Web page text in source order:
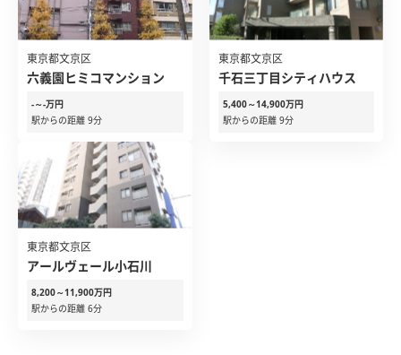
東京都文京区
六義園ヒミコマンション
-～-万円
駅からの距離 9分
東京都文京区
千石三丁目シティハウス
5,400～14,900万円
駅からの距離 9分
東京都文京区
アールヴェール小石川
8,200～11,900万円
駅からの距離 6分